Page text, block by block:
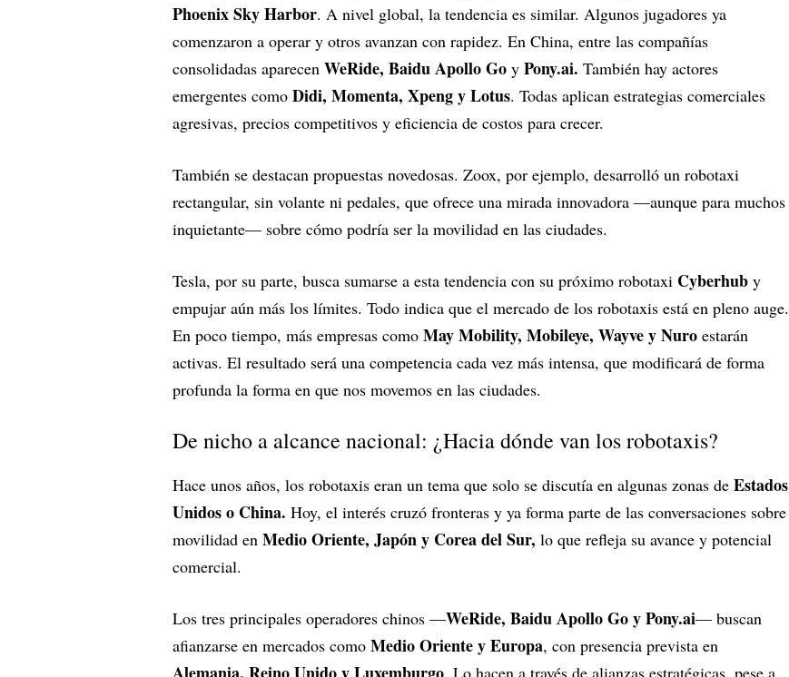
Phoenix Sky Harbor. A nivel global, la tendencia es similar. Algunos jugadores ya
comenzaron a operar y otros avanzan con rapidez. En China, entre las compañías
consolidadas aparecen WeRide, Baidu Apollo Go y Pony.ai. También hay actores
emergentes como Didi, Momenta, Xpeng y Lotus. Todas aplican estrategias comerciales
agresivas, precios competitivos y eficiencia de costos para crecer.
También se destacan propuestas novedosas. Zoox, por ejemplo, desarrolló un robotaxi
rectangular, sin volante ni pedales, que ofrece una mirada innovadora —aunque para muchos
inquietante— sobre cómo podría ser la movilidad en las ciudades.
Tesla, por su parte, busca sumarse a esta tendencia con su próximo robotaxi Cyberhub y
empujar aún más los límites. Todo indica que el mercado de los robotaxis está en pleno auge.
En poco tiempo, más empresas como May Mobility, Mobileye, Wayve y Nuro estarán
activas. El resultado será una competencia cada vez más intensa, que modificará de forma
profunda la forma en que nos movemos en las ciudades.
De nicho a alcance nacional: ¿Hacia dónde van los robotaxis?
Hace unos años, los robotaxis eran un tema que solo se discutía en algunas zonas de Estados
Unidos o China. Hoy, el interés cruzó fronteras y ya forma parte de las conversaciones sobre
movilidad en Medio Oriente, Japón y Corea del Sur, lo que refleja su avance y potencial
comercial.
Los tres principales operadores chinos —WeRide, Baidu Apollo Go y Pony.ai— buscan
afianzarse en mercados como Medio Oriente y Europa, con presencia prevista en
Alemania, Reino Unido y Luxemburgo . Lo hacen a través de alianzas estratégicas, pese a